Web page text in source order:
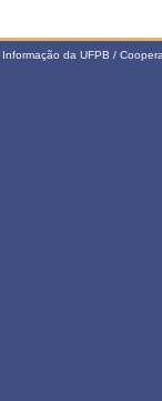
da UFPB /